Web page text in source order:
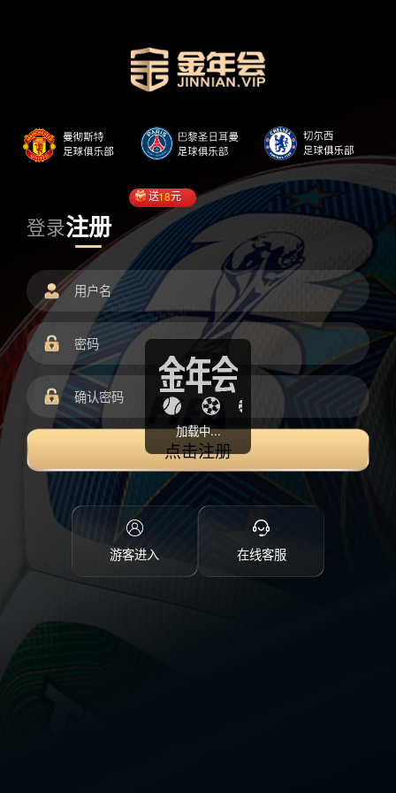
登录注册
送18元
点击注册
游客进入 在线客服
加载中...